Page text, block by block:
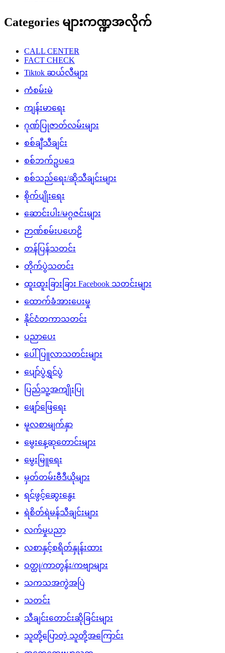
Categories များကဏ္ဍအလိုက်
CALL CENTER
FACT CHECK
Tiktok ဆယ်လီများ
ကံစမ်းမဲ
ကျန်းမာရေး
ဂုဏ်ပြုဇာတ်လမ်းများ
စစ်ချီသီချင်း
စစ်ဘက်ဥပဒေ
စစ်သည်ရေး/ဆိုသီချင်းများ
စိုက်ပျိုးရေး
ဆောင်းပါး/မဂ္ဂဇင်းများ
ဉာဏ်စမ်းပဟေဠိ
တန်ပြန်သတင်း
တိုက်ပွဲသတင်း
ထူးထူးခြားခြား Facebook သတင်းများ
ထောက်ခံအားပေးမှု
နိုင်ငံတကာသတင်း
ပညာပေး
ပေါ်ပြူလာသတင်းများ
ပျော်ပွဲရွှင်ပွဲ
ပြည်သူ့အကျိုးပြု
ဖျော်ဖြေရေး
မူလစာမျက်နှာ
မွေးနေ့ဆုတောင်းများ
မွေးမြူရေး
မှတ်တမ်းဗီဒီယိုများ
ရင်ဖွင့်ဆွေးနွေး
ရဲစိတ်ရဲမန်သီချင်းများ
လက်မှုပညာ
လစာနှင့်စရိတ်နှုန်းထား
ဝတ္ထု/ကာတွန်း/ကဗျာများ
သကသအကွဲအပြဲ
သတင်း
သီချင်းတောင်းဆိုခြင်းများ
သူတို့ပြောတဲ့ သူတို့အကြောင်း